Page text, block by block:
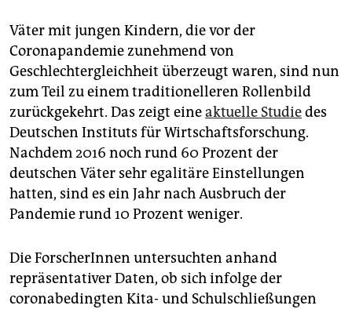
unterstützen
abo
genossenschaft
epaper login
Väter mit jungen Kindern, die vor der
Coronapandemie zunehmend von
Geschlechtergleichheit überzeugt waren, sind nun
zum Teil zu einem traditionelleren Rollenbild
zurückgekehrt. Das zeigt eineaktuelle Studiedes
Deutschen Instituts für Wirtschaftsforschung.
Nachdem 2016 noch rund 60 Prozent der
deutschen Väter sehr egalitäre Einstellungen
hatten, sind es ein Jahr nach Ausbruch der
Pandemie rund 10 Prozent weniger.
Die ForscherInnen untersuchten anhand
repräsentativer Daten, ob sich infolge der
coronabedingten Kita- und Schulschließungen